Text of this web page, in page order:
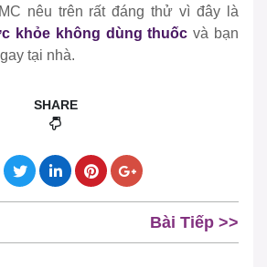
nêu trên rất đáng thử vì đây là
khỏe không dùng thuốcvà bạn
tại nhà.
SHARE
Bài Tiếp >>